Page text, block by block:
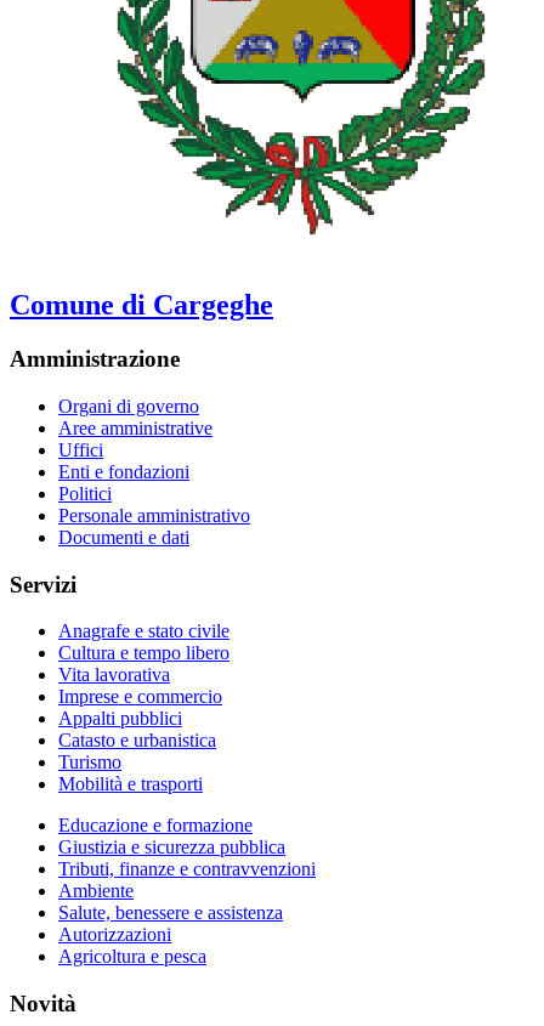
Comune di Cargeghe
Amministrazione
Organi di governo
Aree amministrative
Uffici
Enti e fondazioni
Politici
Personale amministrativo
Documenti e dati
Servizi
Anagrafe e stato civile
Cultura e tempo libero
Vita lavorativa
Imprese e commercio
Appalti pubblici
Catasto e urbanistica
Turismo
Mobilità e trasporti
Educazione e formazione
Giustizia e sicurezza pubblica
Tributi, finanze e contravvenzioni
Ambiente
Salute, benessere e assistenza
Autorizzazioni
Agricoltura e pesca
Novità